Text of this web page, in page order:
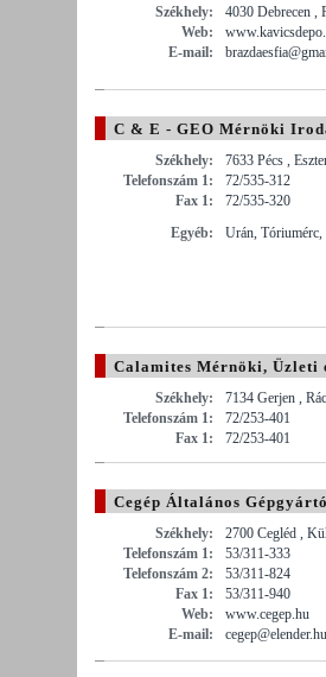
Székhely:
4030 Debrecen ,
Web:
E-mail:
C & E - GEO Mérnöki
Székhely:
7633 Pécs ,
Telefonszám 1:
72/535-312
Fax 1:
72/535-320
Egyéb:
Urán, Tóriumérc,
Calamites Mérnöki, Üzleti
Székhely:
7134 Gerjen ,
Telefonszám 1:
72/253-401
Fax 1:
72/253-401
Cegép Általános
Székhely:
2700 Cegléd ,
Telefonszám 1:
53/311-333
Telefonszám 2:
53/311-824
Fax 1:
53/311-940
Web:
www.cegep.hu
E-mail:
cegep@elender.hu